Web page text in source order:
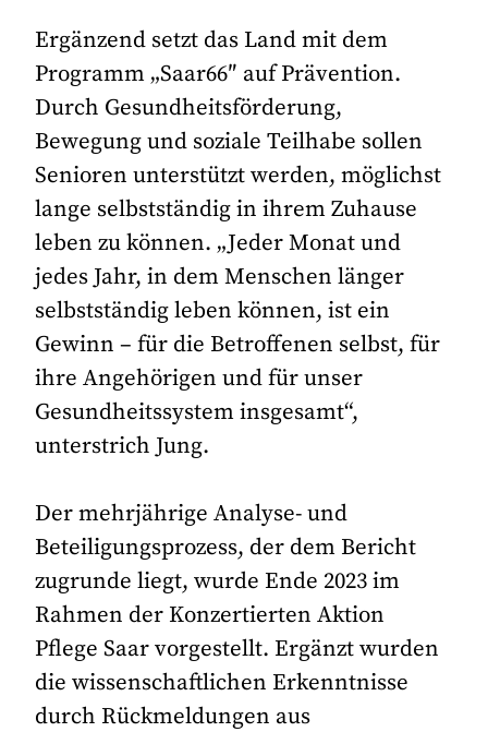
Ergänzend setzt das Land mit dem
Programm „Saar66″ auf Prävention.
Durch Gesundheitsförderung,
Bewegung und soziale Teilhabe sollen
Senioren unterstützt werden, möglichst
lange selbstständig in ihrem Zuhause
leben zu können. „Jeder Monat und
jedes Jahr, in dem Menschen länger
selbstständig leben können, ist ein
Gewinn – für die Betroffenen selbst, für
ihre Angehörigen und für unser
Gesundheitssystem insgesamt“,
unterstrich Jung.
Der mehrjährige Analyse- und
Beteiligungsprozess, der dem Bericht
zugrunde liegt, wurde Ende 2023 im
Rahmen der Konzertierten Aktion
Pflege Saar vorgestellt. Ergänzt wurden
die wissenschaftlichen Erkenntnisse
durch Rückmeldungen aus